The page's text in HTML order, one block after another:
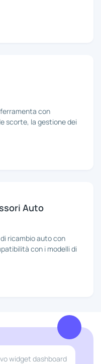
con
scorte, la gestione dei
Auto
ricambio auto con
con i modelli di
widget dashboard